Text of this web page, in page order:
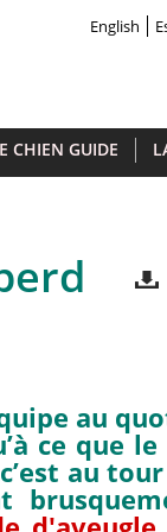
English
CHIEN GUIDE
au
ce que
au tour